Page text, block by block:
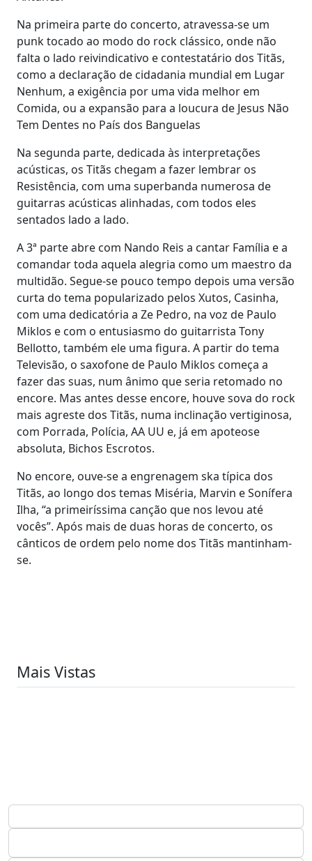
Na primeira parte do concerto, atravessa-se um
punk tocado ao modo do rock clássico, onde não
falta o lado reivindicativo e contestatário dos Titãs,
como a declaração de cidadania mundial em Lugar
Nenhum, a exigência por uma vida melhor em
Comida, ou a expansão para a loucura de Jesus Não
Tem Dentes no País dos Banguelas
Na segunda parte, dedicada às interpretações
acústicas, os Titãs chegam a fazer lembrar os
Resistência, com uma superbanda numerosa de
guitarras acústicas alinhadas, com todos eles
sentados lado a lado.
A 3ª parte abre com Nando Reis a cantar Família e a
comandar toda aquela alegria como um maestro da
multidão. Segue-se pouco tempo depois uma versão
curta do tema popularizado pelos Xutos, Casinha,
com uma dedicatória a Ze Pedro, na voz de Paulo
Miklos e com o entusiasmo do guitarrista Tony
Bellotto, também ele uma figura. A partir do tema
Televisão, o saxofone de Paulo Miklos começa a
fazer das suas, num ânimo que seria retomado no
encore. Mas antes desse encore, houve sova do rock
mais agreste dos Titãs, numa inclinação vertiginosa,
com Porrada, Polícia, AA UU e, já em apoteose
absoluta, Bichos Escrotos.
No encore, ouve-se a engrenagem ska típica dos
Titãs, ao longo dos temas Miséria, Marvin e Sonífera
Ilha, “a primeiríssima canção que nos levou até
vocês”. Após mais de duas horas de concerto, os
cânticos de ordem pelo nome dos Titãs mantinham-
se.
Mais Vistas